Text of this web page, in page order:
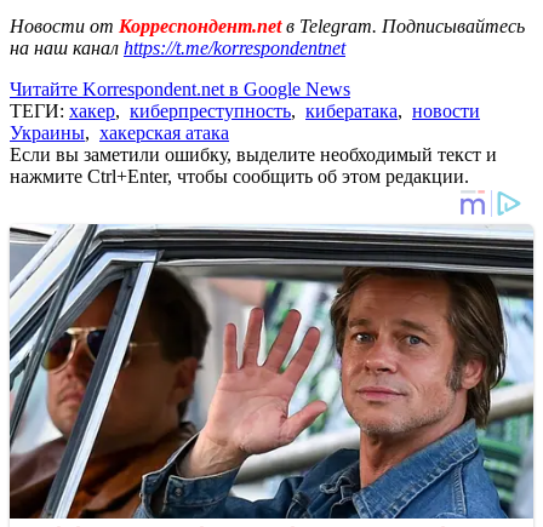
Новости от Корреспондент.netв Telegram. Подписывайтесь
на наш канал https://t.me/korrespondentnet
Читайте Korrespondent.net в Google News
ТЕГИ: хакер, киберпреступность, кибератака, новости
Украины, хакерская атака
Если вы заметили ошибку, выделите необходимый текст и
нажмите Ctrl+Enter, чтобы сообщить об этом редакции.